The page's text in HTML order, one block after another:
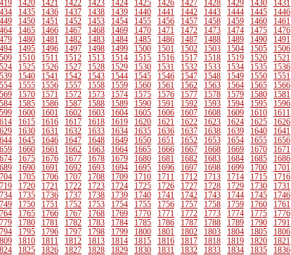
1420 1421 1422 1423 1424 1425 1426 1427 1428 1429 1430
1431
1435 1436 1437 1438 1439 1440 1441 1442 1443 1444 1445
1446
1450 1451 1452 1453 1454 1455 1456 1457 1458 1459 1460
1461
1465 1466 1467 1468 1469 1470 1471 1472 1473 1474 1475
1476
1480 1481 1482 1483 1484 1485 1486 1487 1488 1489 1490
1491
1495 1496 1497 1498 1499 1500 1501 1502 1503 1504 1505
1506
1510 1511 1512 1513 1514 1515 1516 1517 1518 1519 1520
1521
1525 1526 1527 1528 1529 1530 1531 1532 1533 1534 1535
1536
1540 1541 1542 1543 1544 1545 1546 1547 1548 1549 1550
1551
1555 1556 1557 1558 1559 1560 1561 1562 1563 1564 1565
1566
1570 1571 1572 1573 1574 1575 1576 1577 1578 1579 1580
1581
1585 1586 1587 1588 1589 1590 1591 1592 1593 1594 1595
1596
1600 1601 1602 1603 1604 1605 1606 1607 1608 1609 1610
1611
1615 1616 1617 1618 1619 1620 1621 1622 1623 1624 1625
1626
1630 1631 1632 1633 1634 1635 1636 1637 1638 1639 1640
1641
1645 1646 1647 1648 1649 1650 1651 1652 1653 1654 1655
1656
1660 1661 1662 1663 1664 1665 1666 1667 1668 1669 1670
1671
1675 1676 1677 1678 1679 1680 1681 1682 1683 1684 1685
1686
1690 1691 1692 1693 1694 1695 1696 1697 1698 1699 1700
1701
1705 1706 1707 1708 1709 1710 1711 1712 1713 1714 1715
1716
1720 1721 1722 1723 1724 1725 1726 1727 1728 1729 1730
1731
1735 1736 1737 1738 1739 1740 1741 1742 1743 1744 1745
1746
1750 1751 1752 1753 1754 1755 1756 1757 1758 1759 1760
1761
1765 1766 1767 1768 1769 1770 1771 1772 1773 1774 1775
1776
1780 1781 1782 1783 1784 1785 1786 1787 1788 1789 1790
1791
1795 1796 1797 1798 1799 1800 1801 1802 1803 1804 1805
1806
1810 1811 1812 1813 1814 1815 1816 1817 1818 1819 1820
1821
1825 1826 1827 1828 1829 1830 1831 1832 1833 1834 1835
1836